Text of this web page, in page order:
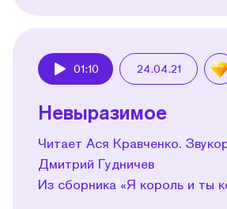
01:10 24.04.21
Невыразимое
Читает Ася Кравченко.
Дмитрий Гудничев
Из сборника «Я король и ты